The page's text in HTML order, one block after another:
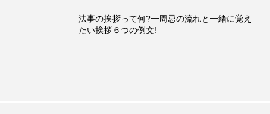
法事の挨拶って何?一周忌の流れと一緒に覚え
たい挨拶６つの例文!